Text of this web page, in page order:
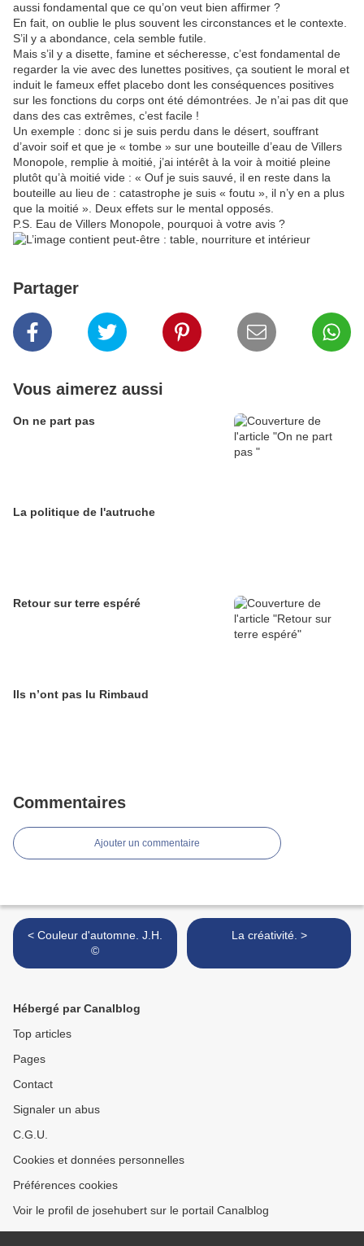
aussi fondamental que ce qu’on veut bien affirmer ?
En fait, on oublie le plus souvent les circonstances et le contexte.
S’il y a abondance, cela semble futile.
Mais s’il y a disette, famine et sécheresse, c’est fondamental de
regarder la vie avec des lunettes positives, ça soutient le moral et
induit le fameux effet placebo dont les conséquences positives
sur les fonctions du corps ont été démontrées. Je n’ai pas dit que
dans des cas extrêmes, c’est facile !
Un exemple : donc si je suis perdu dans le désert, souffrant
d’avoir soif et que je « tombe » sur une bouteille d’eau de Villers
Monopole, remplie à moitié, j’ai intérêt à la voir à moitié pleine
plutôt qu’à moitié vide : « Ouf je suis sauvé, il en reste dans la
bouteille au lieu de : catastrophe je suis « foutu », il n’y en a plus
que la moitié ». Deux effets sur le mental opposés.
P.S. Eau de Villers Monopole, pourquoi à votre avis ?
Partager
Vous aimerez aussi
On ne part pas
La politique de l'autruche
Retour sur terre espéré
Ils n’ont pas lu Rimbaud
Commentaires
Ajouter un commentaire
< Couleur d'automne. J.H.
©
La créativité. >
Hébergé par Canalblog
Top articles
Pages
Contact
Signaler un abus
C.G.U.
Cookies et données personnelles
Préférences cookies
Voir le profil de josehubert sur le portail Canalblog